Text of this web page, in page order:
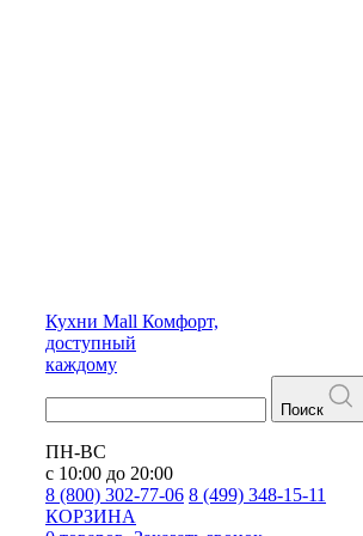
Кухни Mall Комфорт,
доступный
каждому
Поиск
ПН-ВС
с 10:00 до 20:00
8 (800) 302-77-06 8 (499) 348-15-11
КОРЗИНА